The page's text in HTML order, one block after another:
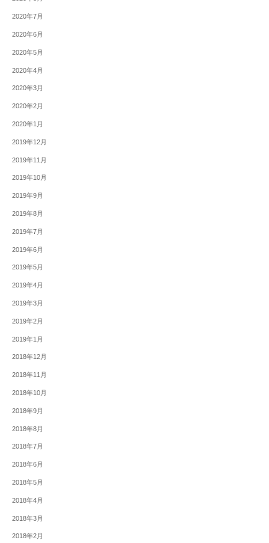
2020年7月
2020年6月
2020年5月
2020年4月
2020年3月
2020年2月
2020年1月
2019年12月
2019年11月
2019年10月
2019年9月
2019年8月
2019年7月
2019年6月
2019年5月
2019年4月
2019年3月
2019年2月
2019年1月
2018年12月
2018年11月
2018年10月
2018年9月
2018年8月
2018年7月
2018年6月
2018年5月
2018年4月
2018年3月
2018年2月